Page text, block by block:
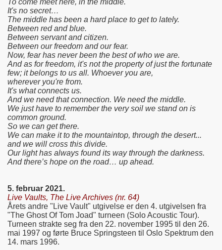
To come meet here, in the middle.
It's no secret…
The middle has been a hard place to get to lately.
Between red and blue.
Between servant and citizen.
Between our freedom and our fear.
Now, fear has never been the best of who we are.
And as for freedom, it's not the property of just the fortunate
few; it belongs to us all. Whoever you are,
wherever you're from.
It's what connects us.
And we need that connection. We need the middle.
We just have to remember the very soil we stand on is
common ground.
So we can get there.
We can make it to the mountaintop, through the desert...
and we will cross this divide.
Our light has always found its way through the darkness.
And there’s hope on the road… up ahead.
5. februar 2021.
Live Vaults, The Live Archives (nr. 64)
Årets andre "Live Vault" utgivelse er den 4. utgivelsen fra
"The Ghost Of Tom Joad" turneen (Solo Acoustic Tour).
Turneen strakte seg fra den 22. november 1995 til den 26.
mai 1997 og førte Bruce Springsteen til Oslo Spektrum den
14. mars 1996.